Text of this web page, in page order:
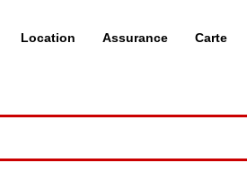
Location Assurance Carte